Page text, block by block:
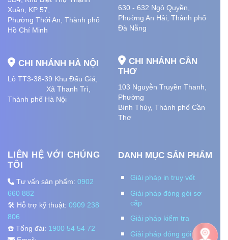
Xuân, KP 57,
Phường Thới An, Thành phố
Hồ Chí Minh
CHI NHÁNH HÀ NỘI
Lô TT3-38-39 Khu Đấu Giá,
Xã Thanh Trì,
Thành phố Hà Nội
630 - 632 Ngô Quyền,
Phường An Hải , Thành phố
Đà Nẵng
CHI NHÁNH CẦN
THƠ
103 Nguyễn Truyền Thanh,
Phường
Bình Thủy, Thành phố Cần
Thơ
LIÊN HỆ VỚI CHÚNG
TÔI
Tư vấn sản phẩm: 0902
660 882
🛠️ Hỗ trợ kỹ thuật: 0909 238
806
☎️ Tổng đài: 1900 54 54 72
DANH MỤC SẢN PHẨM
Giải pháp in truy vết
Giải pháp đóng gói sơ
cấp
Giải pháp kiểm tra
Giải pháp đóng gói thứ